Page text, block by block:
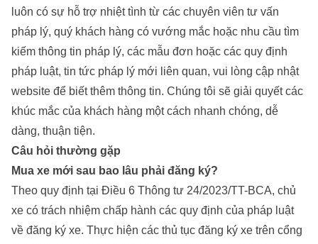
luôn có sự hỗ trợ nhiệt tình từ các chuyên viên tư vấn
pháp lý, quý khách hàng có vướng mắc hoặc nhu cầu tìm
kiếm thông tin pháp lý, các mẫu đơn hoặc các quy định
pháp luật, tin tức pháp lý mới liên quan, vui lòng cập nhật
website để biết thêm thông tin. Chúng tôi sẽ giải quyết các
khúc mắc của khách hàng một cách nhanh chóng, dễ
dàng, thuận tiện.
Câu hỏi thường gặp
Mua xe mới sau bao lâu phải đăng ký?
Theo quy định tại Điều 6 Thông tư 24/2023/TT-BCA, chủ
xe có trách nhiệm chấp hành các quy định của pháp luật
về đăng ký xe. Thực hiện các thủ tục đăng ký xe trên cổng